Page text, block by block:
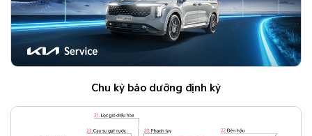
Chu kỳ bảo dưỡng định kỳ